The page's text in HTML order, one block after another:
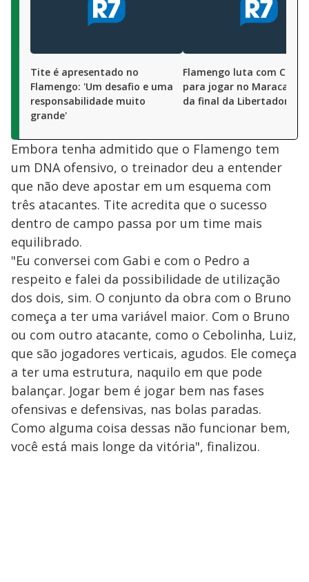
Tite é apresentado no
Flamengo: 'Um desafio e uma
responsabilidade muito
grande'
Flamengo luta com
para jogar no Maracanã
da final da Libertadores
Embora tenha admitido que o Flamengo tem
um DNA ofensivo, o treinador deu a entender
que não deve apostar em um esquema com
três atacantes. Tite acredita que o sucesso
dentro de campo passa por um time mais
equilibrado.
"Eu conversei com Gabi e com o Pedro a
respeito e falei da possibilidade de utilização
dos dois, sim. O conjunto da obra com o Bruno
começa a ter uma variável maior. Com o Bruno
ou com outro atacante, como o Cebolinha, Luiz,
que são jogadores verticais, agudos. Ele começa
a ter uma estrutura, naquilo em que pode
balançar. Jogar bem é jogar bem nas fases
ofensivas e defensivas, nas bolas paradas.
Como alguma coisa dessas não funcionar bem,
você está mais longe da vitória", finalizou.